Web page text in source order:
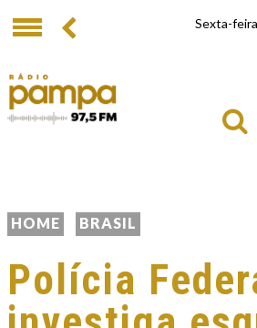
Sexta-
HOME BRASIL
Polícia